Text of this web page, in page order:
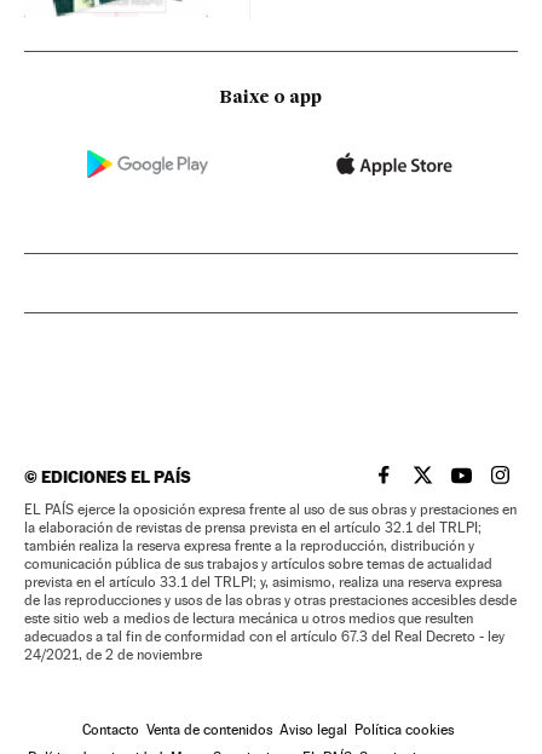
Baixe o app
©EDICIONES EL PAÍS EL PAÍS BRASIL EN
EL PAÍSEL PAÍS
EL
EL PAÍS ejerce la oposición expresa frente al uso de sus obras y prestaciones en
la elaboración de revistas de prensa prevista en el artículo 32.1 del TRLPI;
también realiza la reserva expresa frente a la reproducción, distribución y
comunicación pública de sus trabajos y artículos sobre temas de actualidad
prevista en el artículo 33.1 del TRLPI; y, asimismo, realiza una reserva expresa
de las reproducciones y usos de las obras y otras prestaciones accesibles desde
este sitio web a medios de lectura mecánica u otros medios que resulten
adecuados a tal fin de conformidad con el artículo 67.3 del Real Decreto - ley
24/2021, de 2 de noviembre
Contacto Venta de contenidos Aviso legal
Política cookies